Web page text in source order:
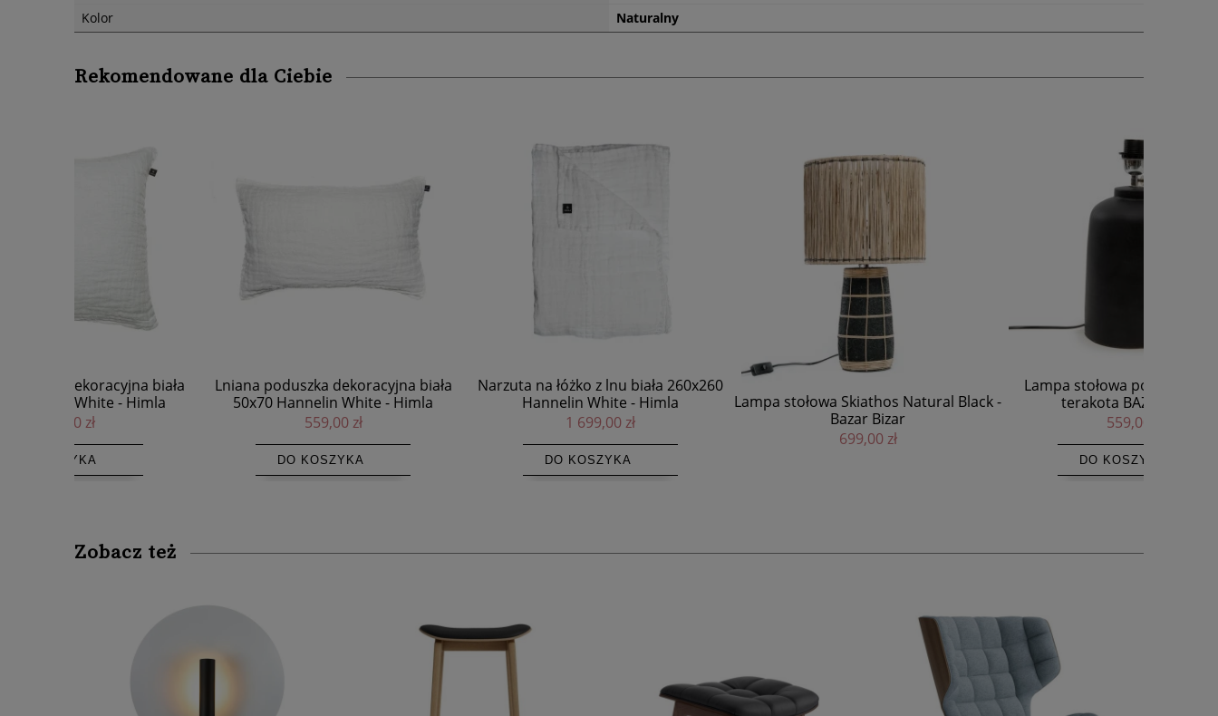
Kolor
Naturalny
Rekomendowane dla Ciebie
Lniana poduszka dekoracyjna biała
50x70 Hannelin White - Himla
Narzuta na łóżko z lnu biała 260x260
Hannelin White - Himla
Lampa stołowa Skiathos Natural Black -
Lampa stołowa podstawa czarna
terakota BAZAR BIZAR
Zobacz też